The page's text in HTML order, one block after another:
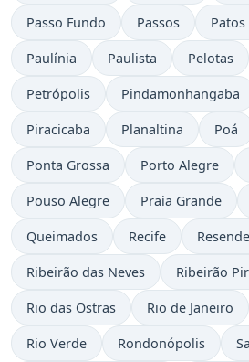
Passo Fundo Passos
Paulínia Paulista Pelotas
Petrópolis Pindamonhangaba
Piracicaba Planaltina Poá
Ponta Grossa Porto Alegre
Pouso Alegre Praia Grande
Queimados Recife Resende
Ribeirão das Neves Ribeirão
Rio das Ostras Rio de Janeiro
Rio Verde Rondonópolis